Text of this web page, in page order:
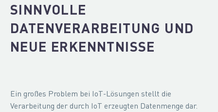
SINNVOLLE
DATENVERARBEITUNG UND
NEUE ERKENNTNISSE
Ein großes Problem bei IoT-Lösungen stellt die
Verarbeitung der durch IoT erzeugten Datenmenge dar.